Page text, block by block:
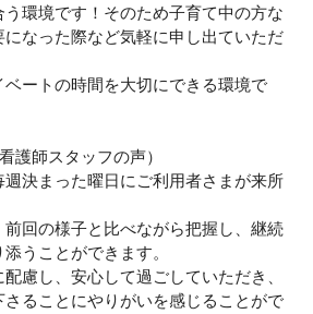
環境です！そのため子育て中の方な
なった際など気軽に申し出ていただ
ートの時間を大切にできる環境で
護師スタッフの声）
決まった曜日にご利用者さまが来所
回の様子と比べながら把握し、継続
うことができます。
慮し、安心して過ごしていただき、
さることにやりがいを感じることがで